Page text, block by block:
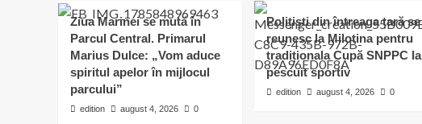
Ziua Marinei se mută în
Parcul Central. Primarul
Marius Dulce: „Vom aduce
spiritul apelor în mijlocul
parcului”
edition august 4, 2026 0
Polițiști din întreaga țară se
reunesc la Milotina pentru
tradiționala Cupă SNPPC la
pescuit sportiv
edition august 4, 2026 0